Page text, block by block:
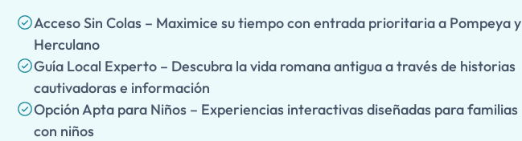
Acceso Sin Colas – Maximice su tiempo con entrada prioritaria a Pompeya y
Herculano
Guía Local Experto – Descubra la vida romana antigua a través de historias
cautivadoras e información
Opción Apta para Niños – Experiencias interactivas diseñadas para familias
con niños